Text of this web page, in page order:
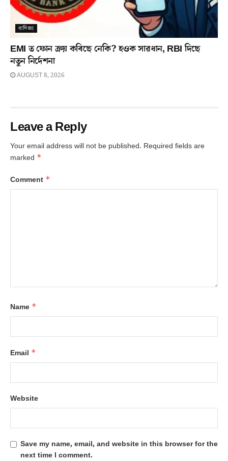
বাণিজ্য
EMI ত ফোন ক্ৰয় কৰিছে নেকি? হওক সাৱধান, RBI দিছে
নতুন নিৰ্দেশনা
AUGUST 8, 2026
Leave a Reply
Your email address will not be published. Required fields are
marked *
Comment *
Name *
Email *
Website
Save my name, email, and website in this browser for the
next time I comment.